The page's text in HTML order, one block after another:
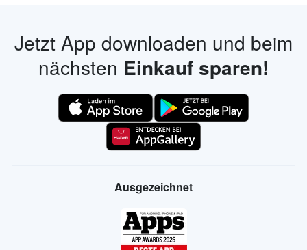
Jetzt App downloaden und beim
nächsten Einkauf sparen!
Ausgezeichnet